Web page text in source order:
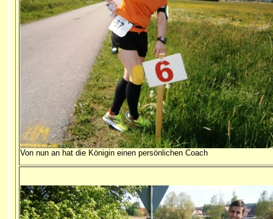
Von nun an hat die Königin einen persönlichen Coach